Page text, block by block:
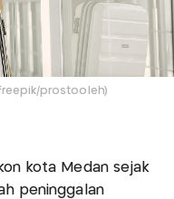
prostooleh)
kota Medan sejak
peninggalan